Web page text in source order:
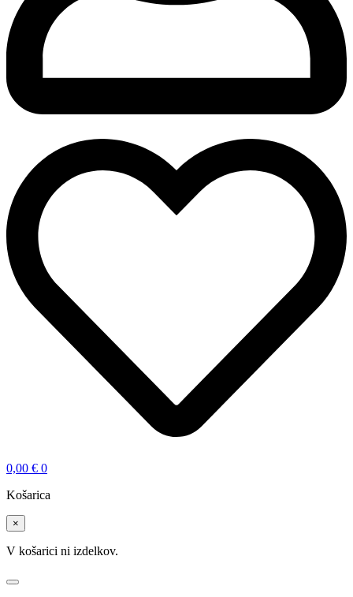
0,00 € 0
Košarica
×
V košarici ni izdelkov.